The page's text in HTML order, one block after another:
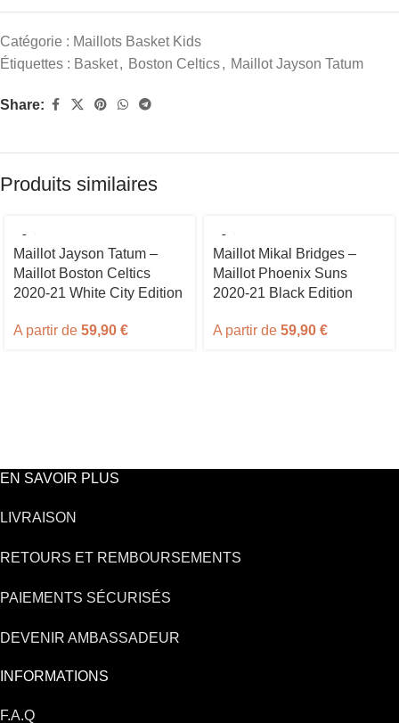
Catégorie : Maillots Basket Kids
Étiquettes : Basket, Boston Celtics, Maillot Jayson Tatum
Share:
Produits similaires
Maillot Jayson Tatum –
Maillot Boston Celtics
2020-21 White City Edition
A partir de 59,90 €
Maillot Mikal Bridges –
Maillot Phoenix Suns
2020-21 Black Edition
A partir de 59,90 €
EN SAVOIR PLUS
LIVRAISON
RETOURS ET REMBOURSEMENTS
PAIEMENTS SÉCURISÉS
DEVENIR AMBASSADEUR
INFORMATIONS
F.A.Q